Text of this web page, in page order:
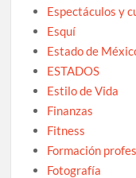
Espectáculos y
Esquí
Estado de
ESTADOS
Estilo de Vida
Finanzas
Fitness
Formación
Fotografía